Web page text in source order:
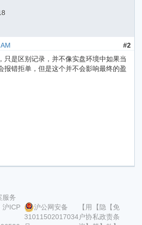
#2
只是区别记录，并不像实盘环境中如果当
报错拒单，但是这个并不会影响最终的盈
服务
沪ICP
沪公网安备
31011502017034
【用
户协
【隐
私政
【免
责条